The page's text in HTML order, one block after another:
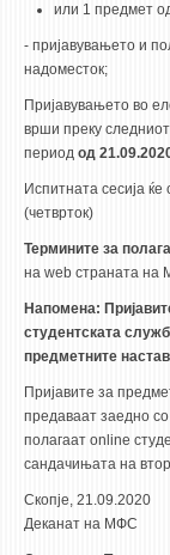
или 1 предмет
- пријавувањето и
надоместок;
Пријавувањето во
врши преку следниот
период од
Испитната сесија
(четврток)
Термините за
на web страната на
Напомена:
студентската
предметните
Пријавите за
предаваат заедно
полагаат online
сандачињата на
Деканат на МФС